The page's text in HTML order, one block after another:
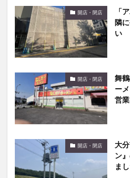
開店・閉店
「
隣
い
開店・閉店
舞
ー
営業
開店・閉店
大
ン
ま